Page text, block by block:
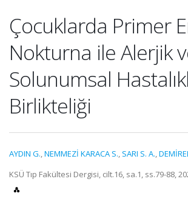
Çocuklarda Primer
Nokturna ile Alerjik
Solunumsal
Birlikteliği
AYDIN G.,NEMMEZİ KARACA S., SARI S. A.,
KSÜ Tıp Fakültesi Dergisi, cilt.16, sa.1, ss.79-88,